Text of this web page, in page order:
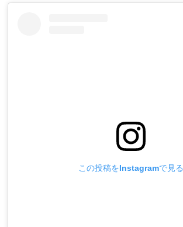
この投稿をInstagramで見る